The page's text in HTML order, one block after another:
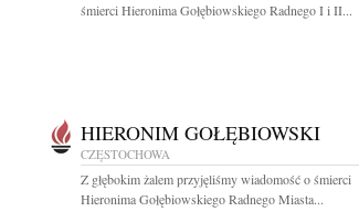
śmierci Hieronima Gołębiowskiego Radnego I i II...
HIERONIM GOŁĘBIOWSKI
CZĘSTOCHOWA
Z głębokim żalem przyjęliśmy wiadomość o śmierci
Hieronima Gołębiowskiego Radnego Miasta...